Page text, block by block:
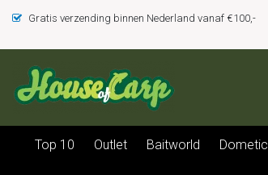
Gratis verzending binnen Nederland vanaf €100,-
Top 10 Outlet Baitworld Dometic